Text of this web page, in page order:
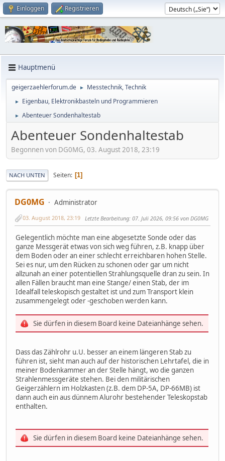
Einloggen Registrieren
Hauptmenü
geigerzaehlerforum.de ► Messtechnik, Technik
► Eigenbau, Elektronikbasteln und Programmieren
► Abenteuer Sondenhaltestab
Abenteuer Sondenhaltestab
Begonnen von DG0MG, 03. August 2018, 23:19
NACH UNTEN Seiten 1
DG0MG Administrator
03. August 2018, 23:19 Letzte Bearbeitung: 07. Juli 2026, 09:56 von DG0MG
Gelegentlich möchte man eine abgesetzte Sonde oder das
ganze Messgerät etwas von sich weg führen, z.B. knapp über
dem Boden oder an einer schlecht erreichbaren hohen Stelle.
Sei es nur, um den Rücken zu schonen oder gar um nicht
allzunah an einer potentiellen Strahlungsquelle dran zu sein. In
allen Fällen braucht man eine Stange/ einen Stab, der im
Idealfall teleskopisch gestaltet ist und zum Transport klein
zusammengelegt oder -geschoben werden kann.
Sie dürfen in diesem Board keine Dateianhänge sehen.
Dass das Zählrohr u.U. besser an einem längeren Stab zu
führen ist, sieht man auch auf der historischen Lehrtafel, die in
meiner Bodenkammer an der Stelle hängt, wo die ganzen
Strahlenmessgeräte stehen. Bei den militärischen
Geigerzählern im Holzkasten (z.B. dem DP-5A, DP-66MB) ist
dann auch ein aus dünnem Alurohr bestehender Teleskopstab
enthalten.
Sie dürfen in diesem Board keine Dateianhänge sehen.